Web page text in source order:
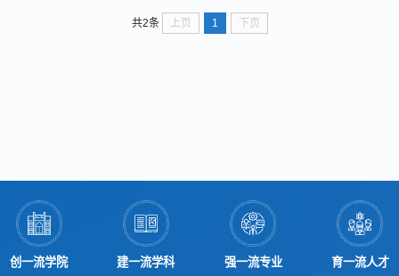
共2条 上页 1 下页
创一流学院 建一流学科 强一流专业 育一流人才